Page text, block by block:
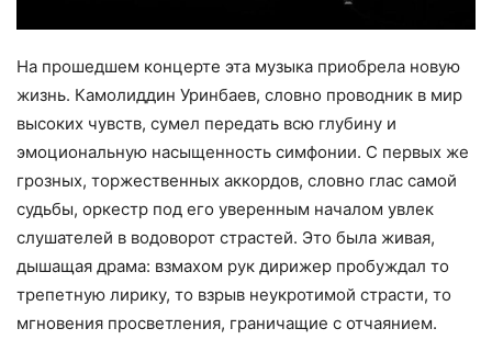
На прошедшем концерте эта музыка приобрела новую
жизнь. Камолиддин Уринбаев, словно проводник в мир
высоких чувств, сумел передать всю глубину и
эмоциональную насыщенность симфонии. С первых же
грозных, торжественных аккордов, словно глас самой
судьбы, оркестр под его уверенным началом увлек
слушателей в водоворот страстей. Это была живая,
дышащая драма: взмахом рук дирижер пробуждал то
трепетную лирику, то взрыв неукротимой страсти, то
мгновения просветления, граничащие с отчаянием.